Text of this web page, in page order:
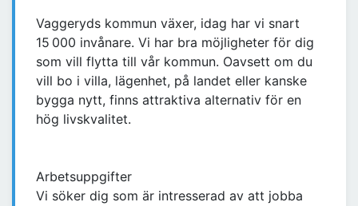
Vaggeryds kommun växer, idag har vi snart
15 000 invånare. Vi har bra möjligheter för dig
som vill flytta till vår kommun. Oavsett om du
vill bo i villa, lägenhet, på landet eller kanske
bygga nytt, finns attraktiva alternativ för en
hög livskvalitet.
Arbetsuppgifter
Vi söker dig som är intresserad av att jobba